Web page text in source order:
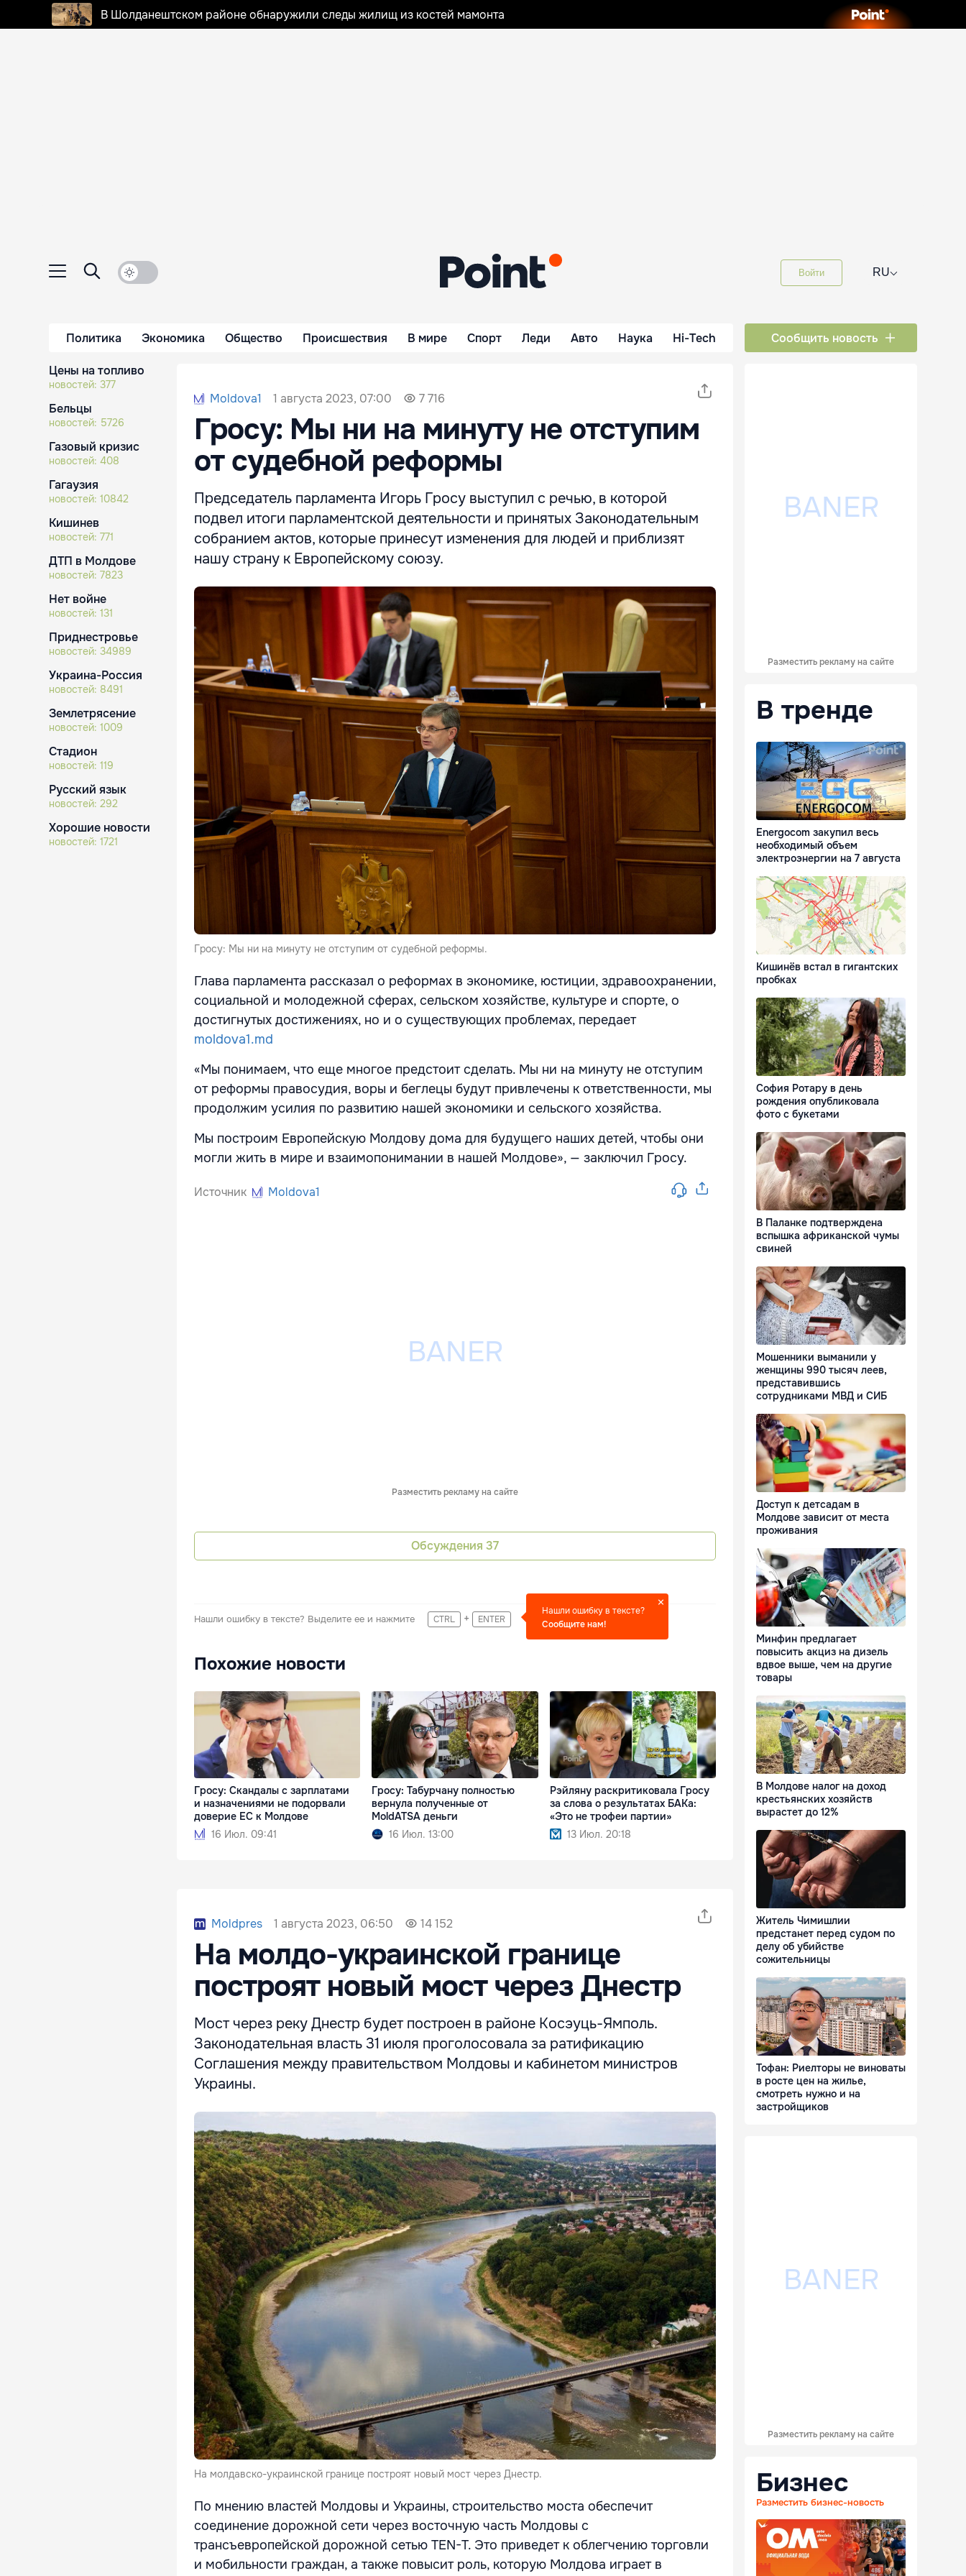
В Шолданештском районе обнаружили следы жилищ из костей мамонта
Войти RU⌵
Политика Экономика Общество Происшествия В мире Спорт Леди Авто Наука Hi-Tech Сообщить новость
Цены на топливо
новостей: 377
Бельцы
новостей: 5726
Газовый кризис
новостей: 408
Гагаузия
новостей: 10842
Кишинев
новостей: 771
ДТП в Молдове
новостей: 7823
Нет войне
новостей: 131
Приднестровье
новостей: 34989
Украина-Россия
новостей: 8491
Землетрясение
новостей: 1009
Стадион
новостей: 119
Русский язык
новостей: 292
Хорошие новости
новостей: 1721
Moldova1 1 августа 2023, 07:00 7 716
Гросу: Мы ни на минуту не отступим
от судебной реформы
Председатель парламента Игорь Гросу выступил с речью, в которой
подвел итоги парламентской деятельности и принятых Законодательным
собранием актов, которые принесут изменения для людей и приблизят
нашу страну к Европейскому союзу.
Гросу: Мы ни на минуту не отступим от судебной реформы.
Глава парламента рассказал о реформах в экономике, юстиции, здравоохранении,
социальной и молодежной сферах, сельском хозяйстве, культуре и спорте, о
достигнутых достижениях, но и о существующих проблемах, передает
moldova1.md
«Мы понимаем, что еще многое предстоит сделать. Мы ни на минуту не отступим
от реформы правосудия, воры и беглецы будут привлечены к ответственности, мы
продолжим усилия по развитию нашей экономики и сельского хозяйства.
Мы построим Европейскую Молдову дома для будущего наших детей, чтобы они
могли жить в мире и взаимопонимании в нашей Молдове», — заключил Гросу.
Источник Moldova1
Разместить рекламу на сайте
Обсуждения 37
Нашли ошибку в тексте? Выделите ее и нажмите CTRL + ENTER
Нашли ошибку в тексте?
Сообщите нам!
Похожие новости
Гросу: Скандалы с зарплатами
и назначениями не подорвали
доверие ЕС к Молдове
16 Июл. 09:41
Гросу: Табурчану полностью
вернула полученные от
MoldATSA деньги
16 Июл. 13:00
Рэйляну раскритиковала Гросу
за слова о результатах БАКа:
«Это не трофеи партии»
13 Июл. 20:18
Moldpres 1 августа 2023, 06:50 14 152
На молдо-украинской границе
построят новый мост через Днестр
Мост через реку Днестр будет построен в районе Косэуць-Ямполь.
Законодательная власть 31 июля проголосовала за ратификацию
Соглашения между правительством Молдовы и кабинетом министров
Украины.
На молдавско-украинской границе построят новый мост через Днестр.
По мнению властей Молдовы и Украины, строительство моста обеспечит
соединение дорожной сети через восточную часть Молдовы с
трансъевропейской дорожной сетью TEN-T. Это приведет к облегчению торговли
и мобильности граждан, а также повысит роль, которую Молдова играет в
Разместить рекламу на сайте
В тренде
Energocom закупил весь
необходимый объем
электроэнергии на 7 августа
Кишинёв встал в гигантских
пробках
София Ротару в день
рождения опубликовала
фото с букетами
В Паланке подтверждена
вспышка африканской чумы
свиней
Мошенники выманили у
женщины 990 тысяч леев,
представившись
сотрудниками МВД и СИБ
Доступ к детсадам в
Молдове зависит от места
проживания
Минфин предлагает
повысить акциз на дизель
вдвое выше, чем на другие
товары
В Молдове налог на доход
крестьянских хозяйств
вырастет до 12%
Житель Чимишлии
предстанет перед судом по
делу об убийстве
сожительницы
Тофан: Риелторы не виноваты
в росте цен на жилье,
смотреть нужно и на
застройщиков
Разместить рекламу на сайте
Бизнес
Разместить бизнес-новость